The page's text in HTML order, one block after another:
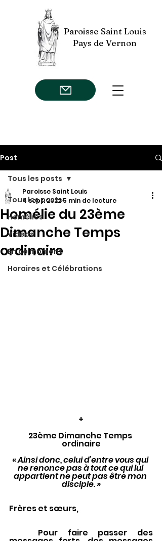
Paroisse Saint Louis
Pays de Vernon
Post
Tous les posts
Homélies
Vidéos
En ce moment
Horaires et Célébrations
Tous les posts
Homélie du 23ème
Dimanche Temps
ordinaire
Paroisse Saint Louis
4 sept. 2022 5 min de lecture
+
23ème Dimanche Temps
ordinaire
« Ainsi donc, celui d’entre vous qui
ne renonce pas à tout ce qui lui
appartient ne peut pas être mon
disciple. »
Frères et sœurs,